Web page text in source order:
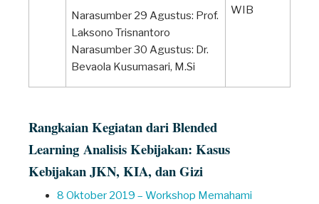
Narasumber 29 Agustus: Prof.
Laksono Trisnantoro
Narasumber 30 Agustus: Dr.
Bevaola Kusumasari, M.Si
WIB
Rangkaian Kegiatan dari Blended
Learning Analisis Kebijakan: Kasus
Kebijakan JKN, KIA, dan Gizi
8 Oktober 2019 – Workshop Memahami